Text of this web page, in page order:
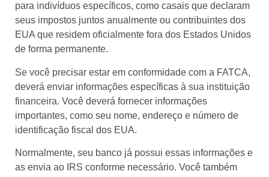
para indivíduos específicos, como casais que declaram
seus impostos juntos anualmente ou contribuintes dos
EUA que residem oficialmente fora dos Estados Unidos
de forma permanente.
Se você precisar estar em conformidade com a FATCA,
deverá enviar informações específicas à sua instituição
financeira. Você deverá fornecer informações
importantes, como seu nome, endereço e número de
identificação fiscal dos EUA.
Normalmente, seu banco já possui essas informações e
as envia ao IRS conforme necessário. Você também